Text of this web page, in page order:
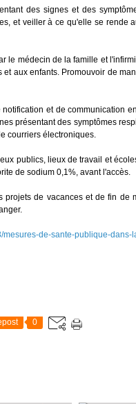
des signes et des
et veiller à ce qu'elle se rende
le médecin de la famille et
aux enfants. Promouvoir de
et de communication
présentant des symptômes
courriers électroniques.
publics, lieux de travail et
de sodium 0,1%, avant l'accès.
projets de vacances et de fin de
mesures-de-sante-publique-dans-
0